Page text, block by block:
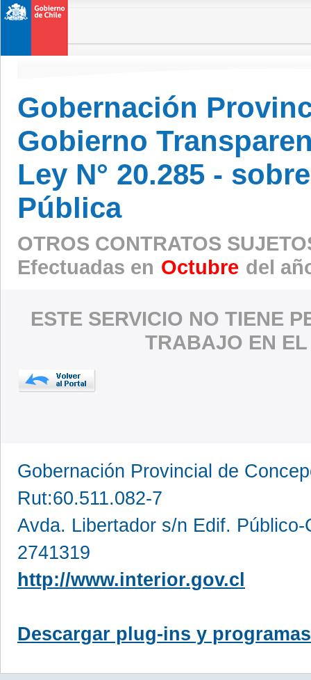
Gobernación
Gobierno
Ley N° 20.285 -
Pública
OTROS CONTRATOS
Efectuadas en Octubre del
ESTE SERVICIO NO TIENE
TRABAJO EN
Gobernación Provincial de
Rut:60.511.082-7
Avda. Libertador s/n Edif.
2741319
http://www.interior.gov.cl
Descargar plug-ins y